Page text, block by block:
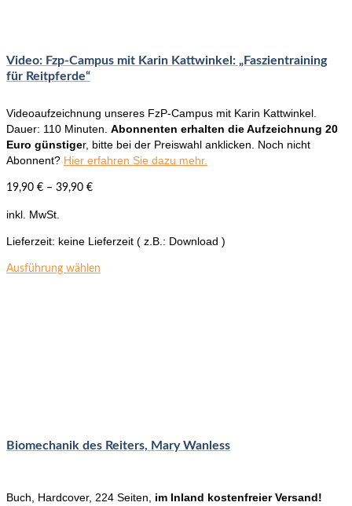
Video: Fzp-Campus mit Karin Kattwinkel: „Faszientraining
für Reitpferde“
Videoaufzeichnung unseres FzP-Campus mit Karin Kattwinkel.
Dauer: 110 Minuten. Abonnenten erhalten die Aufzeichnung 20
Euro günstiger, bitte bei der Preiswahl anklicken. Noch nicht
Abonnent? Hier erfahren Sie dazu mehr.
19,90 € – 39,90 €
inkl. MwSt.
Lieferzeit: keine Lieferzeit ( z.B.: Download )
Ausführung wählen
Produktseite
Biomechanik des Reiters, Mary Wanless
Buch, Hardcover, 224 Seiten, im Inland kostenfreier Versand!